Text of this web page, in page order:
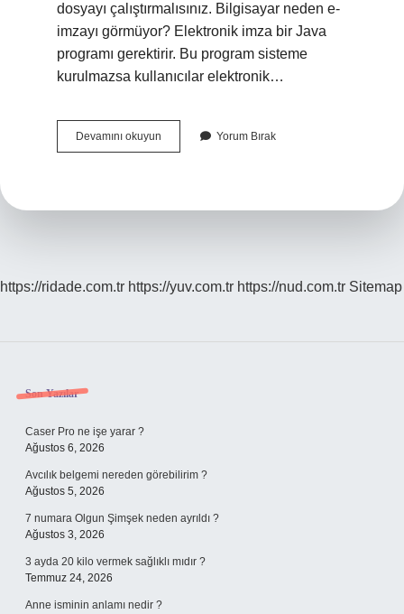
dosyayı çalıştırmalısınız. Bilgisayar neden e-
imzayı görmüyor? Elektronik imza bir Java
programı gerektirir. Bu program sisteme
kurulmazsa kullanıcılar elektronik…
Devamını okuyun
Imza
Yorum Bırak
https://ridade.com.tr https://yuv.com.tr https://nud.com.tr Sitemap
Sidebar
Son Yazılar
Caser Pro ne işe yarar ?
Ağustos 6, 2026
Avcılık belgemi nereden görebilirim ?
Ağustos 5, 2026
7 numara Olgun Şimşek neden ayrıldı ?
Ağustos 3, 2026
3 ayda 20 kilo vermek sağlıklı mıdır ?
Temmuz 24, 2026
Anne isminin anlamı nedir ?